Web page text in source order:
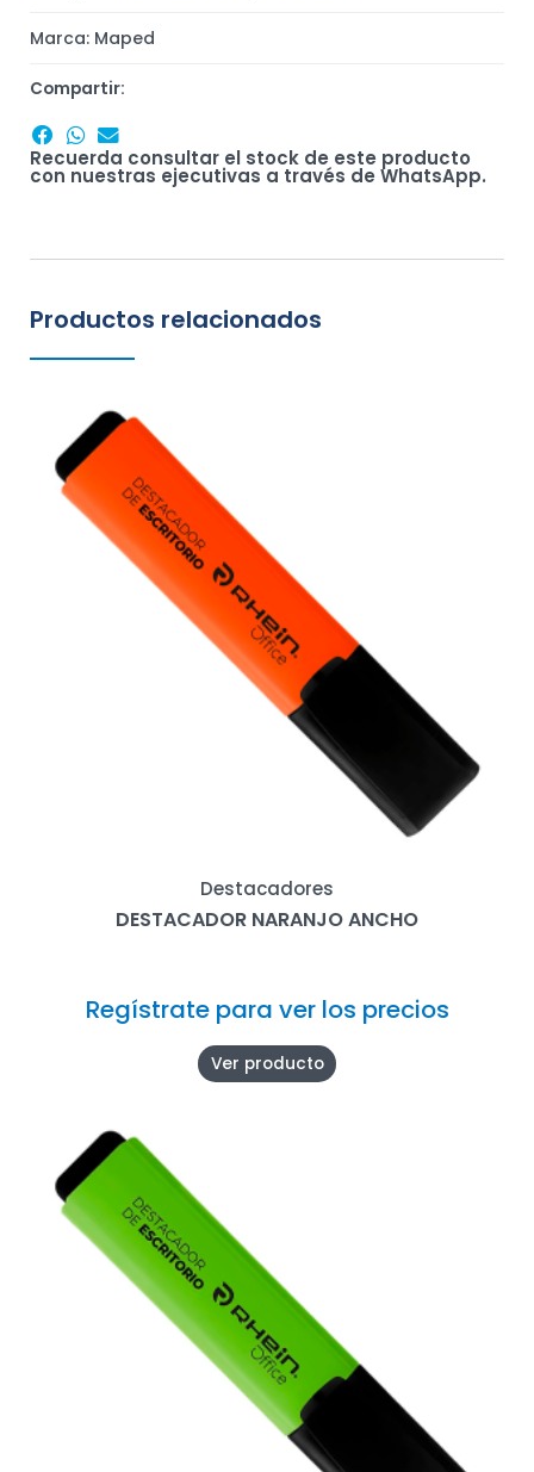
Marca: Maped
Compartir:
Recuerda consultar el stock de este producto
con nuestras ejecutivas a través de WhatsApp.
Productos relacionados
Destacadores
DESTACADOR NARANJO ANCHO
Regístrate para ver los precios
Ver producto